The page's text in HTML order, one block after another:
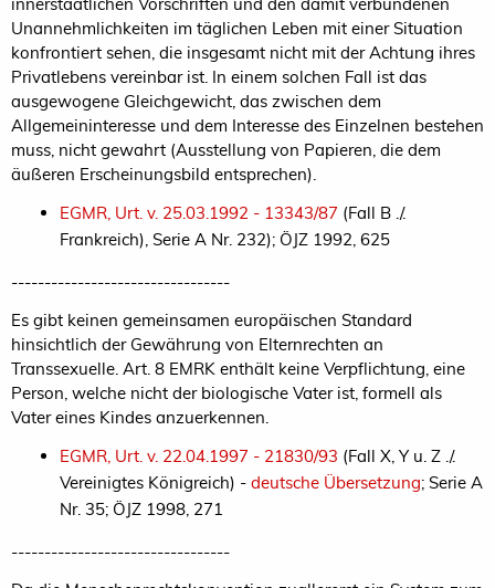
Unannehmlichkeiten im täglichen Leben mit einer Situation
konfrontiert sehen, die insgesamt nicht mit der Achtung ihres
Privatlebens vereinbar ist. In einem solchen Fall ist das
ausgewogene Gleichgewicht, das zwischen dem
Allgemeininteresse und dem Interesse des Einzelnen bestehen
muss, nicht gewahrt (Ausstellung von Papieren, die dem
äußeren Erscheinungsbild entsprechen).
EGMR, Urt. v. 25.03.1992 - 13343/87 (Fall B ./.
Frankreich), Serie A Nr. 232); ÖJZ 1992, 625
---------------------------------
Es gibt keinen gemeinsamen europäischen Standard
hinsichtlich der Gewährung von Elternrechten an
Transsexuelle. Art. 8 EMRK enthält keine Verpflichtung, eine
Person, welche nicht der biologische Vater ist, formell als
Vater eines Kindes anzuerkennen.
EGMR, Urt. v. 22.04.1997 - 21830/93 (Fall X, Y u. Z ./.
Vereinigtes Königreich) - deutsche Übersetzung; Serie A
Nr. 35; ÖJZ 1998, 271
---------------------------------